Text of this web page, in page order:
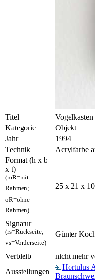
Titel
Vogelkasten
Kategorie
Objekt
Jahr
1994
Technik
Acrylfarbe
Format (h x b
x t)
(mR=mit
Rahmen;
oR=ohne
Rahmen)
25 x 21 x
Signatur
(rs=Rückseite;
vs=Vorderseite)
Günter
Verbleib
nicht mehr
Ausstellungen
Hortulus